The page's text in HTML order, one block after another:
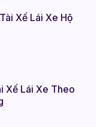
Xế Lái Xe Hộ
Xế Lái Xe Theo